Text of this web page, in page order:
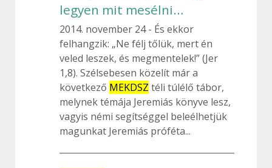
legyen mit mesélni…
2014. november 24
És ekkor
felhangzik: „Ne félj tőlük, mert én
veled leszek, és megmentelek!” (Jer
1,8). Szélsebesen közelít már a
következő MEKDSZ téli túlélő tábor,
melynek témája Jeremiás könyve lesz,
vagyis némi segítséggel beleélhetjük
magunkat Jeremiás próféta...